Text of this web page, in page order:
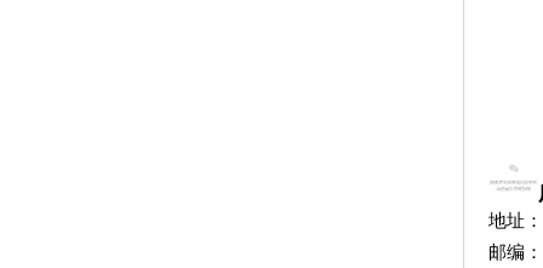
地址
邮编